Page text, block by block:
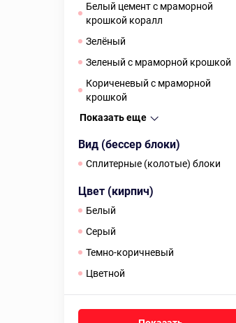
белый цемент с мраморной
крошкой коралл
зелёный
зеленый с мраморной крошкой
кориченевый с мраморной
крошкой
Показать еще
Вид (бессер блоки)
Сплитерные (колотые) блоки
Цвет (кирпич)
белый
серый
темно-коричневый
цветной